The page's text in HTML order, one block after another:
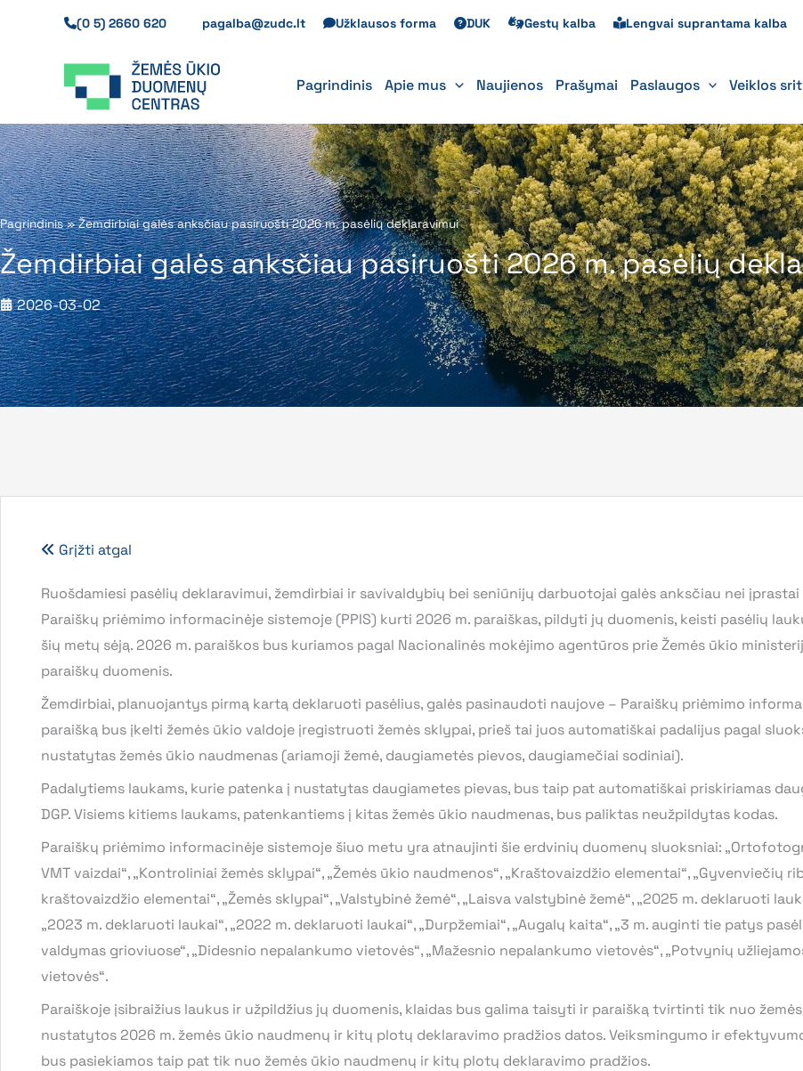
(0 5) 2660 620 pagalba@zudc.lt Užklausos forma DUK Gestų kalba Lengvai suprantama kalba
Pagrindinis Apie mus Naujienos Prašymai Paslaugos Veiklos
Pagrindinis»Žemdirbiai galės anksčiau pasiruošti 2026 m. pasėlių deklaravimui
Žemdirbiai galės anksčiau pasiruošti 2026 m. pasėlių
2026-03-02
Grįžti atgal
Ruošdamiesi pasėlių deklaravimui, žemdirbiai ir savivaldybių bei seniūnijų darbuotojai galės anksčiau nei
Paraiškų priėmimo informacinėje sistemoje (PPIS) kurti 2026 m. paraiškas, pildyti jų duomenis, keisti pasėlių
šių metų sėją. 2026 m. paraiškos bus kuriamos pagal Nacionalinės mokėjimo agentūros prie Žemės ūkio
paraiškų duomenis.
Žemdirbiai, planuojantys pirmą kartą deklaruoti pasėlius, galės pasinaudoti naujove – Paraiškų priėmimo
paraišką bus įkelti žemės ūkio valdoje įregistruoti žemės sklypai, prieš tai juos automatiškai padalijus pagal
nustatytas žemės ūkio naudmenas (ariamoji žemė, daugiametės pievos, daugiamečiai sodiniai).
Padalytiems laukams, kurie patenka į nustatytas daugiametes pievas, bus taip pat automatiškai priskiriamas
DGP. Visiems kitiems laukams, patenkantiems į kitas žemės ūkio naudmenas, bus paliktas neužpildytas kodas.
Paraiškų priėmimo informacinėje sistemoje šiuo metu yra atnaujinti šie erdvinių duomenų sluoksniai:
VMT vaizdai“, „Kontroliniai žemės sklypai“, „Žemės ūkio naudmenos“, „Kraštovaizdžio elementai“, „Gyvenviečių
kraštovaizdžio elementai“, „Žemės sklypai“, „Valstybinė žemė“, „Laisva valstybinė žemė“, „2025 m. deklaruoti
„2023 m. deklaruoti laukai“, „2022 m. deklaruoti laukai“, „Durpžemiai“, „Augalų kaita“, „3 m. auginti tie patys
valdymas grioviuose“, „Didesnio nepalankumo vietovės“, „Mažesnio nepalankumo vietovės“, „Potvynių
vietovės“.
Paraiškoje įsibraižius laukus ir užpildžius jų duomenis, klaidas bus galima taisyti ir paraišką tvirtinti tik nuo
nustatytos 2026 m. žemės ūkio naudmenų ir kitų plotų deklaravimo pradžios datos. Veiksmingumo ir
bus pasiekiamos taip pat tik nuo žemės ūkio naudmenų ir kitų plotų deklaravimo pradžios.